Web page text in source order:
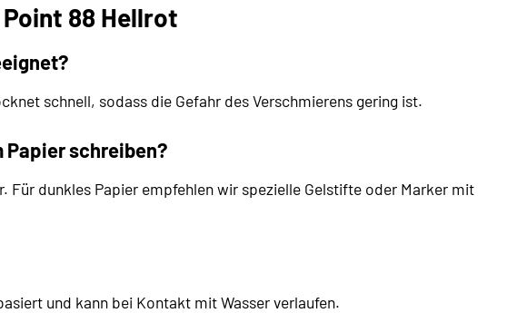
Point 88 Hellrot
schnell, sodass die Gefahr des Verschmierens gering ist.
Papier schreiben?
Für dunkles Papier empfehlen wir spezielle Gelstifte oder Marker mit
und kann bei Kontakt mit Wasser verlaufen.